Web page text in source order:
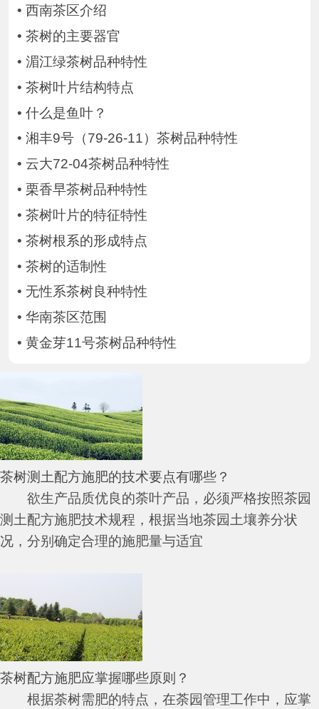
• 西南茶区介绍
• 茶树的主要器官
• 湄江绿茶树品种特性
• 茶树叶片结构特点
• 什么是鱼叶？
• 湘丰9号（79-26-11）茶树品种特性
• 云大72-04茶树品种特性
• 栗香早茶树品种特性
• 茶树叶片的特征特性
• 茶树根系的形成特点
• 茶树的适制性
• 无性系茶树良种特性
• 华南茶区范围
• 黄金芽11号茶树品种特性
茶树测土配方施肥的技术要点有哪些？
欲生产品质优良的荼叶产品，必须严格按照茶园
测土配方施肥技术规程，根据当地茶园土壤养分状
况，分别确定合理的施肥量与适宜
茶树配方施肥应掌握哪些原则？
根据荼树需肥的特点，在荼园管理工作中，应掌